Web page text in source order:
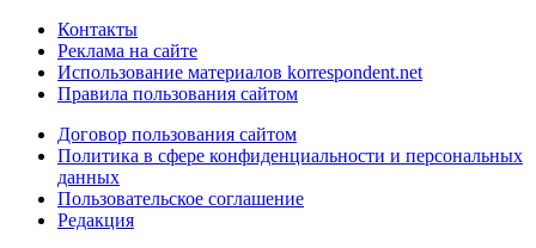
Контакты
Реклама на сайте
Использование материалов korrespondent.net
Правила пользования сайтом
Договор пользования сайтом
Политика в сфере конфиденциальности и персональных
данных
Пользовательское соглашение
Редакция